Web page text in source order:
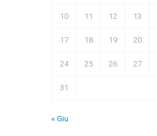
10 11 12 13
17 18 19 20
24 25 26 27
31
« Giu